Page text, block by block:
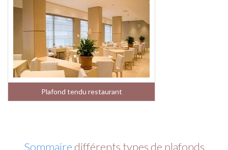
Plafond tendu restaurant
Sommaire différents types de plafonds